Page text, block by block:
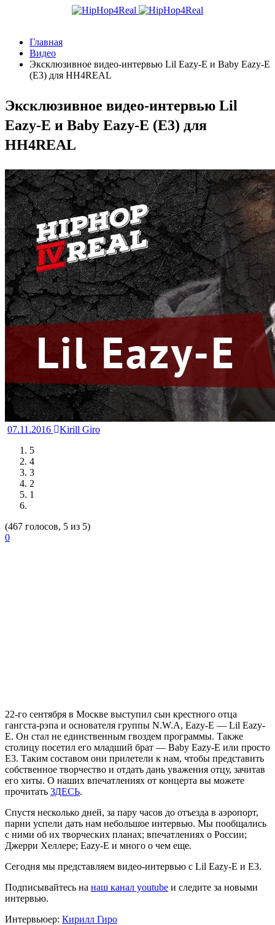
Главная
Видео
Эксклюзивное видео-интервью Lil Eazy-E и Baby Eazy-E
(E3) для HH4REAL
Эксклюзивное видео-интервью Lil
Eazy-E и Baby Eazy-E (E3) для
HH4REAL
07.11.2016
Kirill Giro
5
4
3
2
1
(467 голосов, 5 из 5)
0
22-го сентября в Москве выступил сын крестного отца
гангста-рэпа и основателя группы N.W.A, Eazy-E — Lil Eazy-
E. Он стал не единственным гвоздем программы. Также
столицу посетил его младший брат — Baby Eazy-E или просто
E3. Таким составом они прилетели к нам, чтобы представить
собственное творчество и отдать дань уважения отцу, зачитав
его хиты. О наших впечатлениях от концерта вы можете
прочитать ЗДЕСЬ.
Спустя несколько дней, за пару часов до отъезда в аэропорт,
парни успели дать нам небольшое интервью. Мы пообщались
с ними об их творческих планах; впечатлениях о России;
Джерри Хеллере; Eazy-E и много о чем еще.
Сегодня мы представляем видео-интервью с Lil Eazy-E и E3.
Подписывайтесь на наш канал youtube и следите за новыми
интервью.
Интервьюер: Кирилл Гиро